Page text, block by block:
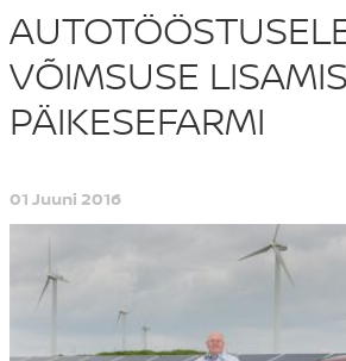
VÕIMSUSE
PÄIKESEFARMI
01 Juuni 2016